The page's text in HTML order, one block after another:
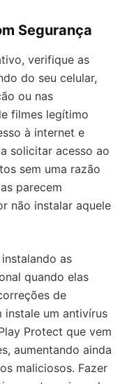
Segurança
verifique as
do seu celular,
ou nas
filmes legítimo
à internet e
solicitar acesso ao
sem uma razão
parecem
não instalar aquele
as
quando elas
de
instale um antivírus
Protect que vem
aumentando ainda
maliciosos. Fazer